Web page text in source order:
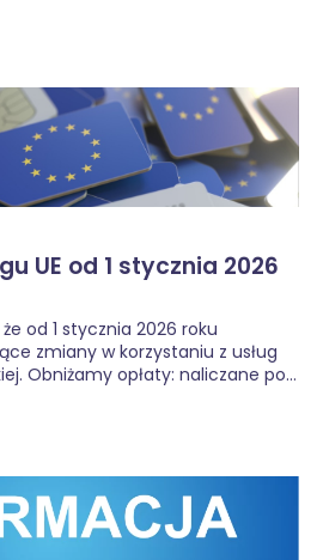
się standardem, a nie
UE od 1 stycznia 2026
od 1 stycznia 2026 roku
zmiany w korzystaniu z usług
Obniżamy opłaty: naliczane po
0,0056832 zł za 1 MB (5,82 zł za